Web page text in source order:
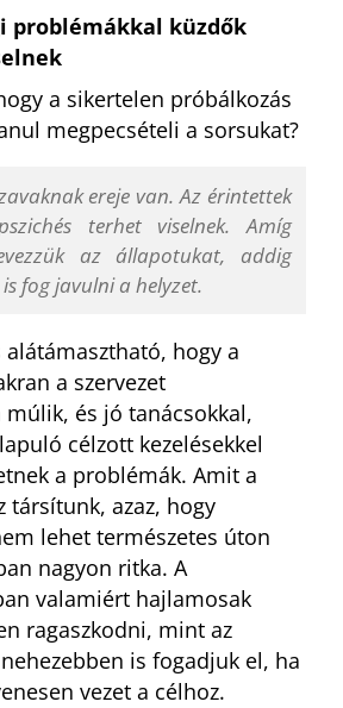
problémákkal küzdők
a sikertelen próbálkozás
megpecsételi a sorsukat?
ereje van. Az érintettek
terhet viselnek. Amíg
az állapotukat, addig
fog javulni a helyzet.
hogy a
a szervezet
és jó tanácsokkal,
célzott kezelésekkel
a problémák. Amit a
társítunk, azaz, hogy
lehet természetes úton
nagyon ritka. A
valamiért hajlamosak
ragaszkodni, mint az
is fogadjuk el, ha
vezet a célhoz.